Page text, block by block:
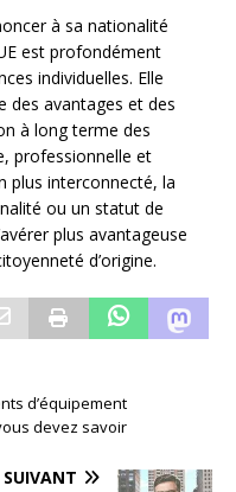
à sa nationalité
est profondément
individuelles. Elle
des avantages et des
à long terme des
professionnelle et
plus interconnecté, la
ou un statut de
plus avantageuse
d’origine.
d’équipement
devez savoir
SUIVANT